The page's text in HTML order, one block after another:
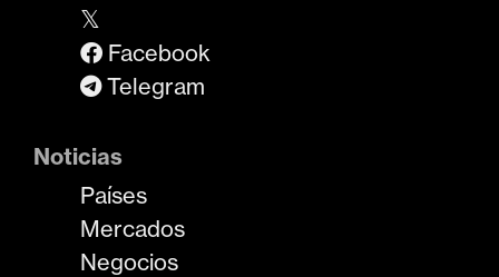
𝕏
Facebook
Telegram
Noticias
Países
Mercados
Negocios